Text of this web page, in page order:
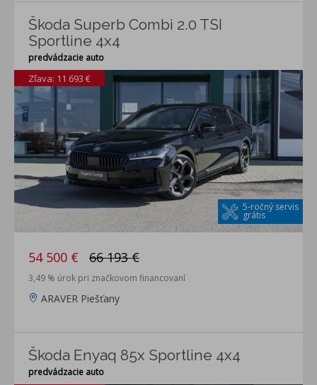
Škoda Superb Combi 2.0 TSI
Sportline 4x4
predvádzacie auto
5-ročný servis
grátis
Zľava: 11 693 €
54 500 € 66 193 €
3,49 % úrok pri značkovom financovaní
ARAVER Piešťany
Škoda Enyaq 85x Sportline 4x4
predvádzacie auto